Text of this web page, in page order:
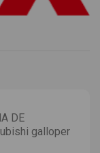
DE
galloper